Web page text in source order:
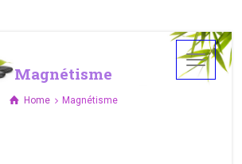
Magnétisme
Home Magnétisme